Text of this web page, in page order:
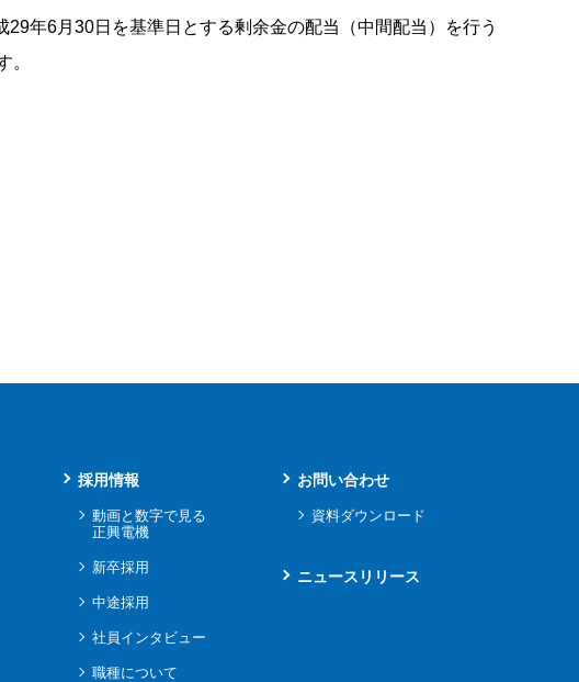
年6月30日を基準日とする剰余金の配当（中間配当）を行う
。
採用情報
動画と数字で見る
正興電機
新卒採用
中途採用
社員インタビュー
職種について
お問い合わせ
資料ダウンロード
ニュースリリース